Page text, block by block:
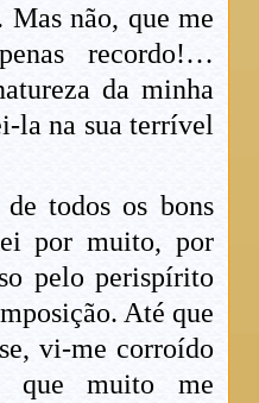
não, que me
recordo!…
da minha
la na sua terrível
todos os bons
por muito, por
pelo perispírito
Até que
vi-me corroído
que muito me